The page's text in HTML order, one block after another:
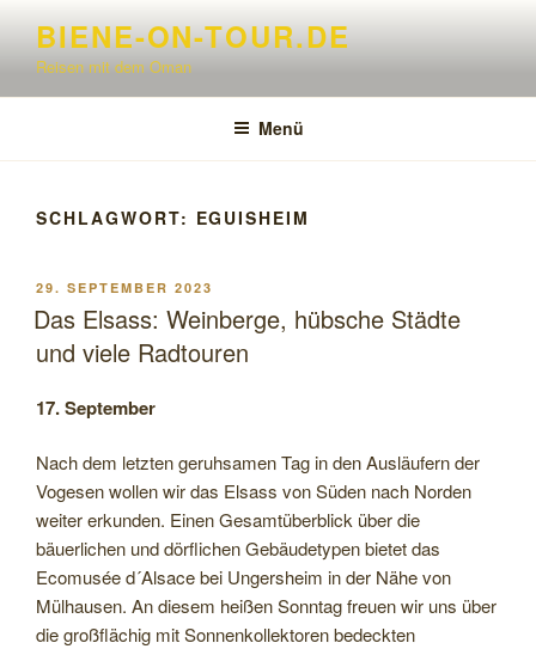
springen
BIENE-ON-TOUR.DE
Reisen mit dem Oman
Menü
SCHLAGWORT: EGUISHEIM
VERÖFFENTLICHT
AM
29. SEPTEMBER 2023
Das Elsass: Weinberge, hübsche Städte
und viele Radtouren
17. September
Nach dem letzten geruhsamen Tag in den Ausläufern der
Vogesen wollen wir das Elsass von Süden nach Norden
weiter erkunden. Einen Gesamtüberblick über die
bäuerlichen und dörflichen Gebäudetypen bietet das
Ecomusée d´Alsace bei Ungersheim in der Nähe von
Mülhausen. An diesem heißen Sonntag freuen wir uns über
die großflächig mit Sonnenkollektoren bedeckten